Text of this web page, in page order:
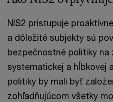
NIS2 pristupuje
a dôležité subjekty sú
bezpečnostné politiky na
systematickej a hĺbkovej
politiky by mali byť
zohľadňujúcom všetky